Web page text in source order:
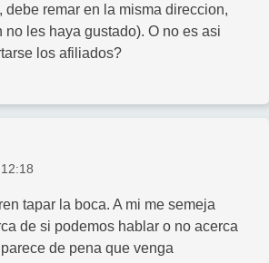
remar en la misma direccion,
les haya gustado). O no es asi
los afiliados?
tapar la boca. A mi me semeja
de si podemos hablar o no acerca
de pena que venga